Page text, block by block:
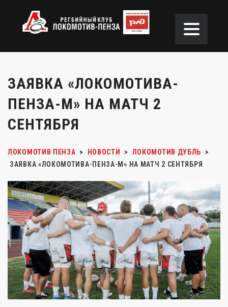
ЗАЯВКА «ЛОКОМОТИВА-
ПЕНЗА-М» НА МАТЧ 2
СЕНТЯБРЯ
ЛОКОМОТИВ ПЕНЗА > НОВОСТИ > ЛОКОМОТИВ ДУБЛЬ
>
ЗАЯВКА «ЛОКОМОТИВА-ПЕНЗА-М» НА МАТЧ 2 СЕНТЯБРЯ